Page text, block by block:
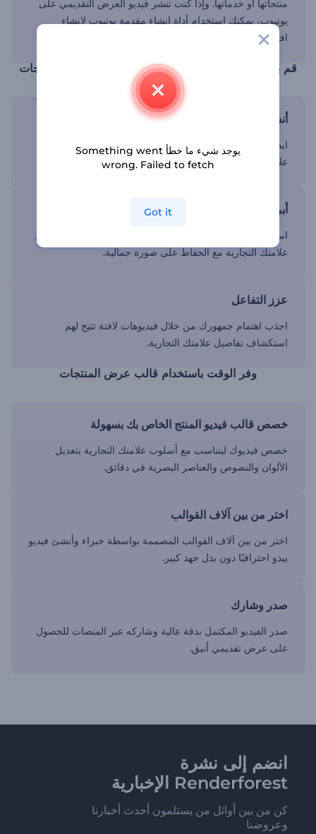
منتجاتها أو خدماتها. وإذا كنت تنشر فيديو العرض التقديمي على
يوتيوب، يمكنك استخدام أداة إنشاء مقدمة يوتيوب لإنشاء
افتتاحية تجذب الانتباه.
قم ببناء علامتك التجارية باستخدام فيديوهات عرض المنتجات
أنشئ عروض تقديمية للمنتجات في دقائق
ابدأ بسرعة وقم بتخصيص قوالبنا لتتناسب مع رؤيتك وهوية
علامتك التجارية—بدون الحاجة إلى خبرة في التحرير.
أبرز ميزات المنتج
استخدم العناصر البصرية عالية الجودة لتسليط الضوء على فوائد
علامتك التجارية مع الحفاظ على صورة جمالية.
عزز التفاعل
اجذب اهتمام جمهورك من خلال فيديوهات لافتة تتيح لهم
استكشاف تفاصيل علامتك التجارية.
وفر الوقت باستخدام قالب عرض المنتجات
خصص قالب فيديو المنتج الخاص بك بسهولة
خصص فيديوك ليتناسب مع أسلوب علامتك التجارية بتعديل
الألوان والنصوص والعناصر البصرية في دقائق.
اختر من بين آلاف القوالب
اختر من بين آلاف القوالب المصممة بواسطة خبراء وأنشئ فيديو
يبدو احترافيًا دون بذل جهد كبير.
صدر وشارك
صدر الفيديو المكتمل بدقة عالية وشاركه عبر المنصات للحصول
على عرض تقديمي أنيق.
انضم إلى نشرة
Renderforest الإخبارية
كن من بين أوائل من يستلمون أحدث أخبارنا
وعروضنا
يوجد شيء ما خطأ Something went
wrong. Failed to fetch
Got it